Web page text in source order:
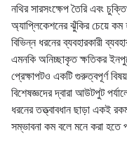
নথির সারসংক্ষেপ তৈরি এবং
অ্যাপ্লিকেশনের ঝুঁকির চেয়ে কম
বিভিন্ন ধরনের ব্যবহারকারী
এমনকি অনিচ্ছাকৃত ক্ষতিকর
প্রেক্ষাপটও একটি গুরুত্বপূর্ণ
বিশেষজ্ঞদের দ্বারা আউটপুট
ধরনের তত্ত্বাবধান ছাড়া একই
সম্ভাবনা কম বলে মনে করা হতে